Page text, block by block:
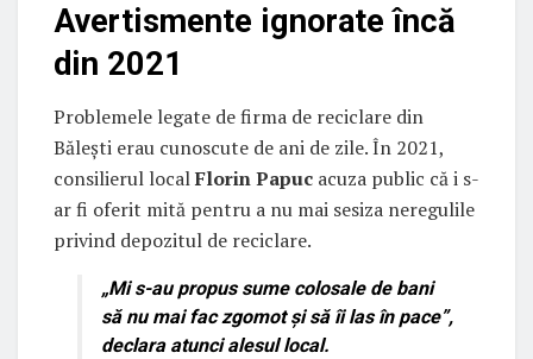
Avertismente ignorate încă
din 2021
Problemele legate de firma de reciclare din
Bălești erau cunoscute de ani de zile. În 2021,
consilierul localFlorin Papuc acuza public că i s-
ar fi oferit mită pentru a nu mai sesiza neregulile
privind depozitul de reciclare.
„Mi s-au propus sume colosale de bani
să nu mai fac zgomot și să îi las în pace”,
declara atunci alesul local.